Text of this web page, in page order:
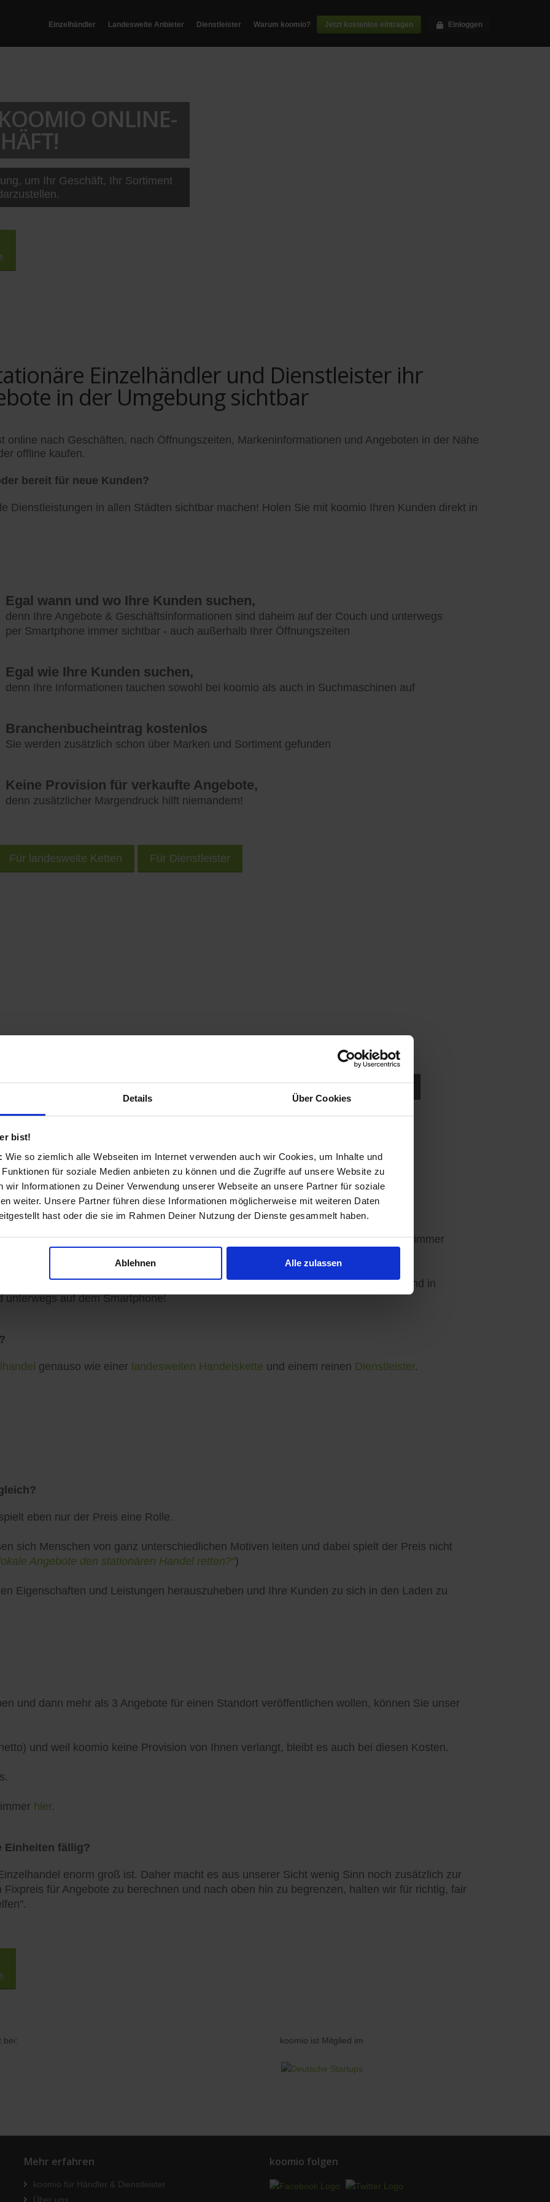
Details Über Cookies
bist!
Wie so ziemlich alle Webseiten im Internet verwenden auch wir Cookies, um Inhalte und
für soziale Medien anbieten zu können und die Zugriffe auf unsere Website zu
wir Informationen zu Deiner Verwendung unserer Webseite an unsere Partner für soziale
weiter. Unsere Partner führen diese Informationen möglicherweise mit weiteren Daten
hast oder die sie im Rahmen Deiner Nutzung der Dienste gesammelt haben.
Ablehnen Alle zulassen
Einzelhändler Landesweite Anbieter Dienstleister Warum koomio? Jetzt kostenlos eintragen Einloggen
ONLINE-
um Ihr Geschäft, Ihr Sortiment
Einzelhändler und Dienstleister ihr
in der Umgebung sichtbar
online nach Geschäften, nach Öffnungszeiten, Markeninformationen und Angeboten in der Nähe
offline kaufen.
bereit für neue Kunden?
Dienstleistungen in allen Städten sichtbar machen! Holen Sie mit koomio Ihren Kunden direkt in
Egal wann und wo Ihre Kunden suchen,
denn Ihre Angebote & Geschäftsinformationen sind daheim auf der Couch und unterwegs
per Smartphone immer sichtbar - auch außerhalb Ihrer Öffnungszeiten
Egal wie Ihre Kunden suchen,
denn Ihre Informationen tauchen sowohl bei koomio als auch in Suchmaschinen auf
Branchenbucheintrag kostenlos
Sie werden zusätzlich schon über Marken und Sortiment gefunden
Keine Provision für verkaufte Angebote,
denn zusätzlicher Margendruck hilft niemandem!
Für landesweite Ketten Für Dienstleister
Smartphone unterwegs nach Geschäften und Produkten in der Nähe suchen.
transparent
und Dienstleister entstanden und auf Ihre Wünsche abgestimmt.
vervollständigen, Angebote veröffentlichen - 3 Angebote sind für Sie immer
zu Ihren Kunden gelangen: Auf der koomio-Webseite, in unseren Apps und in
unterwegs auf dem Smartphone!
genauso wie einer landesweiten Handelskette und einem reinen Dienstleister.
eben nur der Preis eine Rolle.
sich Menschen von ganz unterschiedlichen Motiven leiten und dabei spielt der Preis nicht
Angebote den stationären Handel retten?")
Eigenschaften und Leistungen herauszuheben und Ihre Kunden zu sich in den Laden zu
und dann mehr als 3 Angebote für einen Standort veröffentlichen wollen, können Sie unser
und weil koomio keine Provision von Ihnen verlangt, bleibt es auch bei diesen Kosten.
hier.
Einheiten fällig?
enorm groß ist. Daher macht es aus unserer Sicht wenig Sinn noch zusätzlich zur
für Angebote zu berechnen und nach oben hin zu begrenzen, halten wir für richtig, fair
bei: koomio ist Mitglied im
Mehr erfahren
koomio für Händler & Dienstleister
Über uns
koomio folgen